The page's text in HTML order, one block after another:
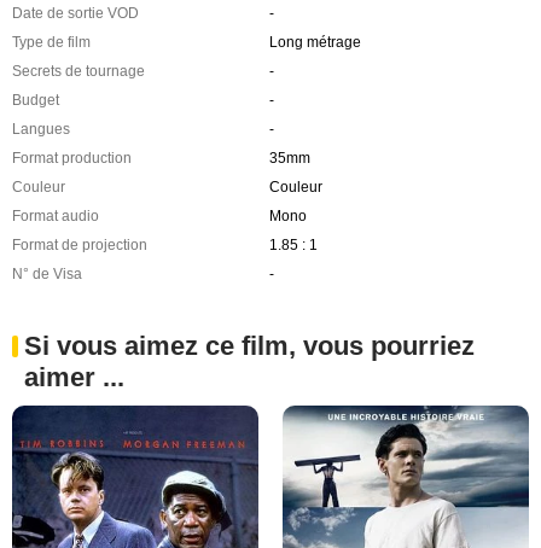
Date de sortie VOD
-
Type de film
Long métrage
Secrets de tournage
-
Budget
-
Langues
-
Format production
35mm
Couleur
Couleur
Format audio
Mono
Format de projection
1.85 : 1
N° de Visa
-
Si vous aimez ce film, vous pourriez
aimer ...